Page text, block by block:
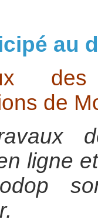
au
de
ligne